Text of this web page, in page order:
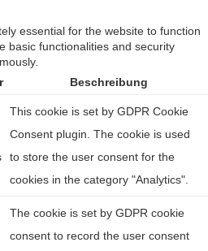
essential for the website to function
basic functionalities and security
Beschreibung
This cookie is set by GDPR Cookie
Consent plugin. The cookie is used
to store the user consent for the
cookies in the category "Analytics".
The cookie is set by GDPR cookie
consent to record the user consent